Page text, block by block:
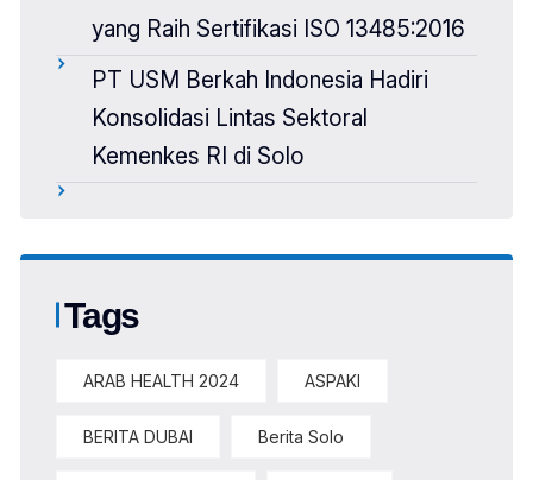
yang Raih Sertifikasi ISO 13485:2016
PT USM Berkah Indonesia Hadiri
Konsolidasi Lintas Sektoral
Kemenkes RI di Solo
Tags
ARAB HEALTH 2024 ASPAKI
BERITA DUBAI Berita Solo